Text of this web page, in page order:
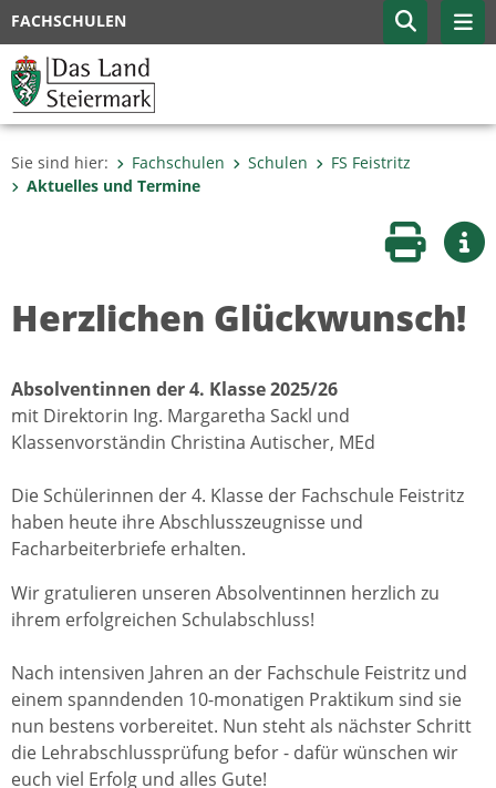
FACHSCHULEN
Sie sind hier: Fachschulen Schulen
FS Feistritz
Aktuelles und Termine
Seite
Herzlichen Glückwunsch!
Absolventinnen der 4. Klasse 2025/26
mit Direktorin Ing. Margaretha Sackl und
Klassenvorständin Christina Autischer, MEd
Die Schülerinnen der 4. Klasse der Fachschule Feistritz
haben heute ihre Abschlusszeugnisse und
Facharbeiterbriefe erhalten.
Wir gratulieren unseren Absolventinnen herzlich zu
ihrem erfolgreichen Schulabschluss!
Nach intensiven Jahren an der Fachschule Feistritz und
einem spanndenden 10-monatigen Praktikum sind sie
nun bestens vorbereitet. Nun steht als nächster Schritt
die Lehrabschlussprüfung befor - dafür wünschen wir
euch viel Erfolg und alles Gute!